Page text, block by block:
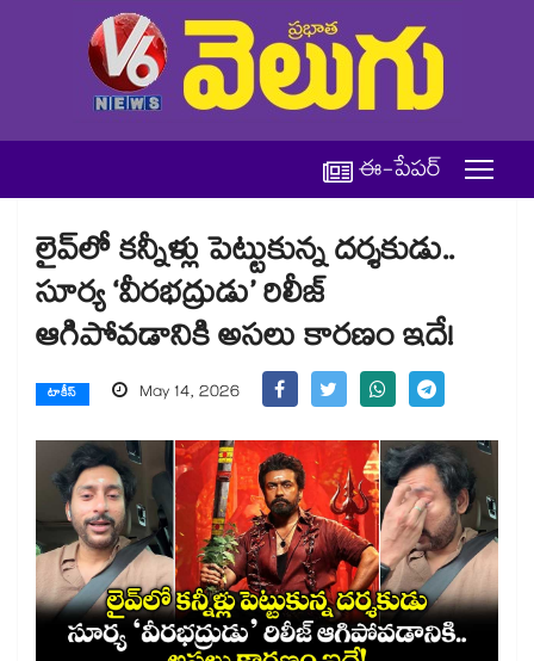
ఈ-పేపర్
లైవ్‌లో కన్నీళ్లు పెట్టుకున్న దర్శకుడు..
సూర్య ‘వీరభద్రుడు’ రిలీజ్
ఆగిపోవడానికి అసలు కారణం ఇదే!
టాకీస్ May 14, 2026